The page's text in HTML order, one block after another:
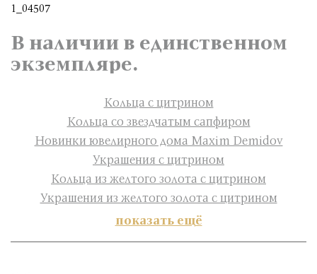
1_04507
В наличии в единственном
экземпляре.
Кольца с цитрином
Кольца со звездчатым сапфиром
Новинки ювелирного дома Maxim Demidov
Украшения с цитрином
Кольца из желтого золота с цитрином
Украшения из желтого золота с цитрином
показать ещё